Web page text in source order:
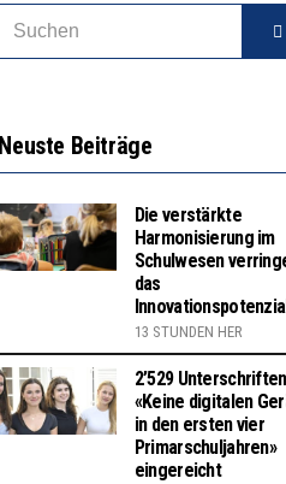
Neuste Beiträge
Die verstärkte
Harmonisierung im
Schulwesen
das
Innovationspotenzial
13 STUNDEN HER
2’529
«Keine digitalen
in den ersten vier
Primarschuljahren»
eingereicht